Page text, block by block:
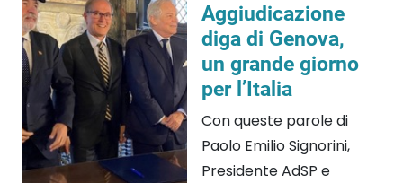
Aggiudicazione
diga di Genova,
un grande giorno
per l’Italia
Con queste parole di
Paolo Emilio Signorini,
Presidente AdSP e